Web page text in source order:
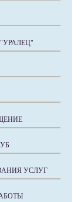
УСЛУГ